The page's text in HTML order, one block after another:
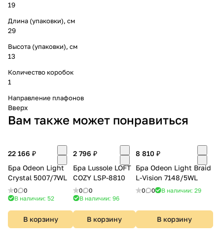
19
Длина (упаковки), см
29
Высота (упаковки), см
13
Количество коробок
1
Направление плафонов
Вверх
Вам также может понравиться
22 166 ₽
Бра Odeon Light
Crystal 5007/7WL
0
0
В наличии: 52
В корзину
2 796 ₽
Бра Lussole LOFT
COZY LSP-8810
0
0
В наличии: 96
В корзину
8 810 ₽
Бра Odeon Light Braid
L-Vision 7148/5WL
0 0 В наличии: 29
В корзину